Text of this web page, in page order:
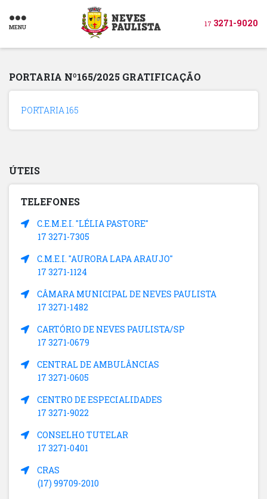
MENU 17 3271-9020
PORTARIA Nº165/2025 GRATIFICAÇÃO
PORTARIA 165
ÚTEIS
TELEFONES
C.E.M.E.I. "LÉLIA PASTORE"
17 3271-7305
C.M.E.I. "AURORA LAPA ARAUJO"
17 3271-1124
CÂMARA MUNICIPAL DE NEVES PAULISTA
17 3271-1482
CARTÓRIO DE NEVES PAULISTA/SP
17 3271-0679
CENTRAL DE AMBULÂNCIAS
17 3271-0605
CENTRO DE ESPECIALIDADES
17 3271-9022
CONSELHO TUTELAR
17 3271-0401
CRAS
(17) 99709-2010